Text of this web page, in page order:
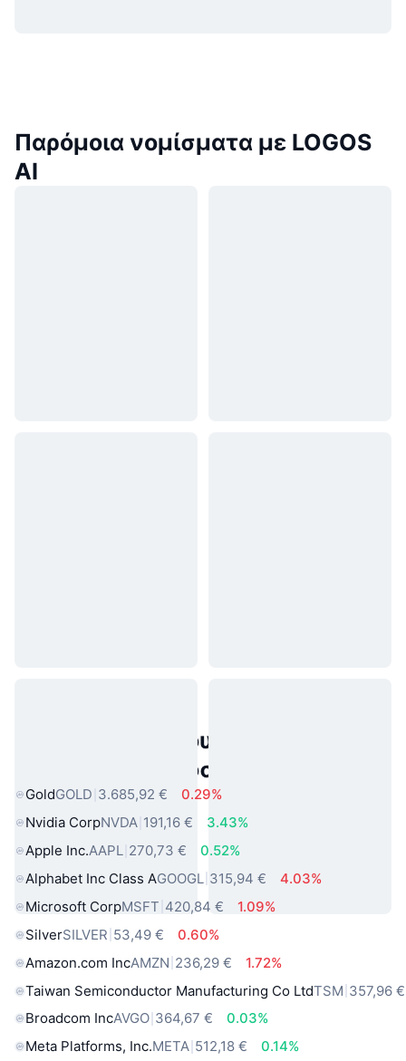
Παρόμοια νομίσματα με LOGOS
AI
Δημοφιλή περιουσιακά στοιχεία
πραγματικού κόσμου
GoldGOLD 3.685,92 €
0.29%
Nvidia CorpNVDA 191,16 €
3.43%
Apple Inc.AAPL 270,73 €
0.52%
Alphabet Inc Class AGOOGL 315,94 €
4.03%
Microsoft CorpMSFT 420,84 €
1.09%
SilverSILVER 53,49 €
0.60%
Amazon.com IncAMZN 236,29 €
1.72%
Taiwan Semiconductor Manufacturing Co LtdTSM 357,96 €
Broadcom IncAVGO 364,67 €
0.03%
Meta Platforms, Inc.META 512,18 €
0.14%